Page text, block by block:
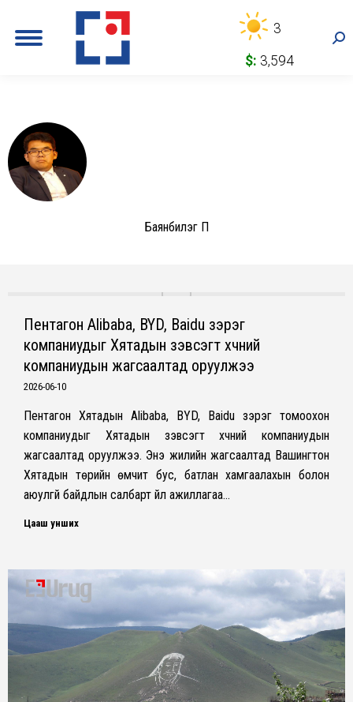
3
$: 3,594
Баянбилэг П
Пентагон Alibaba, BYD, Baidu зэрэг
компаниудыг Хятадын зэвсэгт хүчний
компаниудын жагсаалтад оруулжээ
2026-06-10
Пентагон Хятадын Alibaba, BYD, Baidu зэрэг томоохон
компаниудыг Хятадын зэвсэгт хүчний компаниудын
жагсаалтад оруулжээ. Энэ жилийн жагсаалтад Вашингтон
Хятадын төрийн өмчит бус, батлан хамгаалахын болон
аюулгүй байдлын салбарт үйл ажиллагаа…
Цааш унших